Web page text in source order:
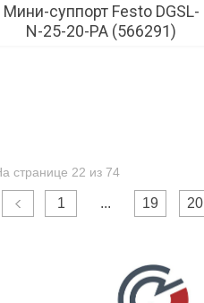
Мини-суппорт Festo DGSL-
N-25-20-PA (566291)
странице 22 из 74
1 ... 19 20